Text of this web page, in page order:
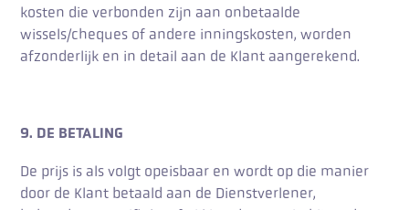
kosten die verbonden zijn aan onbetaalde
wissels/cheques of andere inningskosten, worden
afzonderlijk en in detail aan de Klant aangerekend.
9. DE BETALING
De prijs is als volgt opeisbaar en wordt op die manier
door de Klant betaald aan de Dienstverlener,